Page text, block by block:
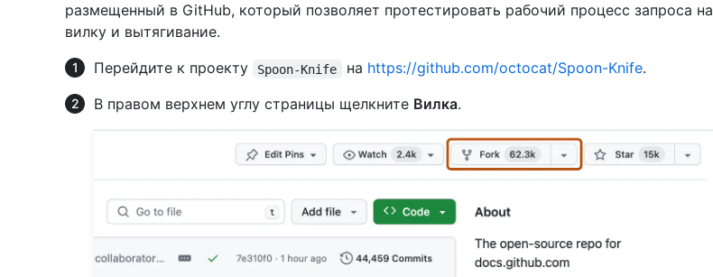
размещенный в GitHub, который позволяет протестировать рабочий процесс запроса на
вилку и вытягивание.
Перейдите к проекту
Spoon-Knife на https://github.com/octocat/Spoon-Knife.
В правом верхнем углу страницы щелкните Вилка.